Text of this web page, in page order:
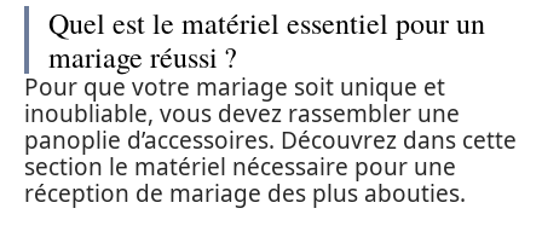
Quel est le matériel essentiel pour un
mariage réussi ?
Pour que votre mariage soit unique et
inoubliable, vous devez rassembler une
panoplie d’accessoires. Découvrez dans cette
section le matériel nécessaire pour une
réception de mariage des plus abouties.